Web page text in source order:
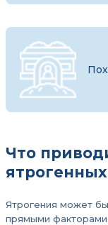
Что
Ятрогения может
прямыми